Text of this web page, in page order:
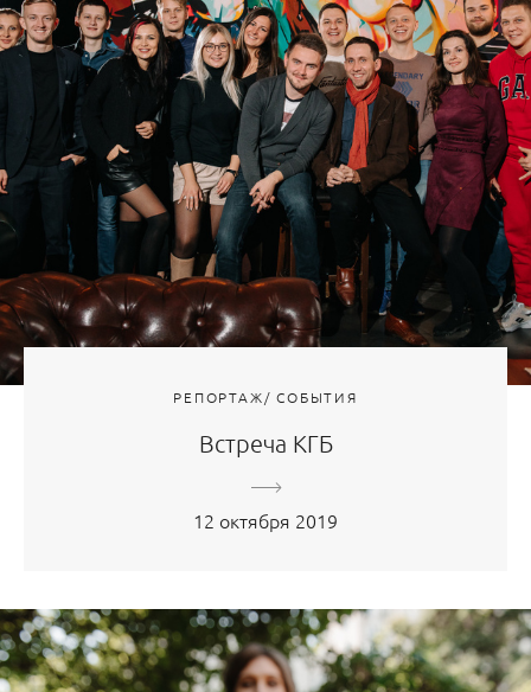
РЕПОРТАЖ/ СОБЫТИЯ
Встреча КГБ
12 октября 2019